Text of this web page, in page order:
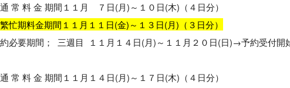
常 料 金 期間１１月 ７日(月)～１０日(木)（４日分）
繁忙期料金期間１１月１１日(金)～１３日(月)（３日分）
必要期間； 三週目 １１月１４日(月)～１１月２０日(日)→予約受付開
常 料 金 期間１１月１４日(月)～１７日(木)（４日分）